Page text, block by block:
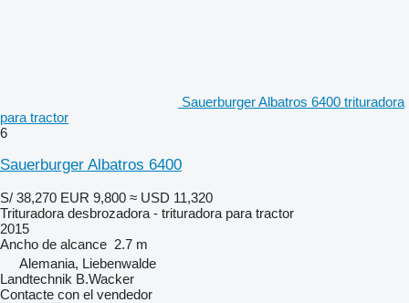
Sauerburger Albatros 6400 trituradora
para tractor
6
Sauerburger Albatros 6400
S/ 38,270 EUR 9,800 ≈ USD 11,320
Trituradora desbrozadora - trituradora para tractor
2015
Ancho de alcance 2.7 m
Alemania, Liebenwalde
Landtechnik B.Wacker
Contacte con el vendedor